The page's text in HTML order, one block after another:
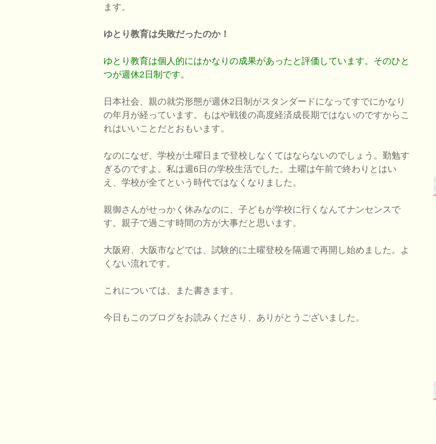
ます。
ゆとり教育は失敗だったのか！
ゆとり教育は個人的にはかなりの成果があったと評価しています。そのひと
つが週休2日制です。
日本社会、親の就労形態が週休2日制がスタンダードになってすでにかなり
の年月が経っています。もはや戦後の高度経済成長期ではないのですからこ
れはいいことだとおもいます。
なのになぜ、学校が土曜日まで登校しなくてはならないのでしょう。勤勉す
ぎるのですよ。私は週6日の学校生活でした。土曜は午前で終わりとはい
え、学校が全てという時代ではなくなりました。
親御さんがせっかく休みなのに、子どもが学校に行くなんてナンセンスで
す。親子で過ごす時間の方が大事だと思います。
大阪府、大阪市などでは、試験的に土曜登校を隔週で再開し始めました。よ
くない流れです。
これについては、また書きます。
今日もこのブログをお読みくださり、ありがとうございました。